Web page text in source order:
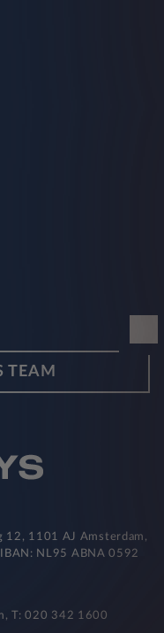
TEAM
12, 1101 AJ Amsterdam,
NL95 ABNA 0592
T: 020 342 1600